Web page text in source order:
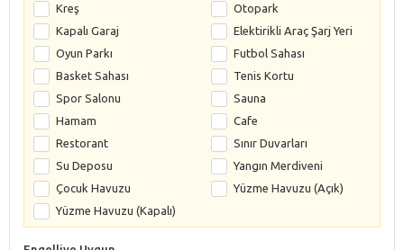
Kreş
Otopark
Kapalı Garaj
Elektirikli Araç Şarj Yeri
Oyun Parkı
Futbol Sahası
Basket Sahası
Tenis Kortu
Spor Salonu
Sauna
Hamam
Cafe
Restorant
Sınır Duvarları
Su Deposu
Yangın Merdiveni
Çocuk Havuzu
Yüzme Havuzu (Açık)
Yüzme Havuzu (Kapalı)